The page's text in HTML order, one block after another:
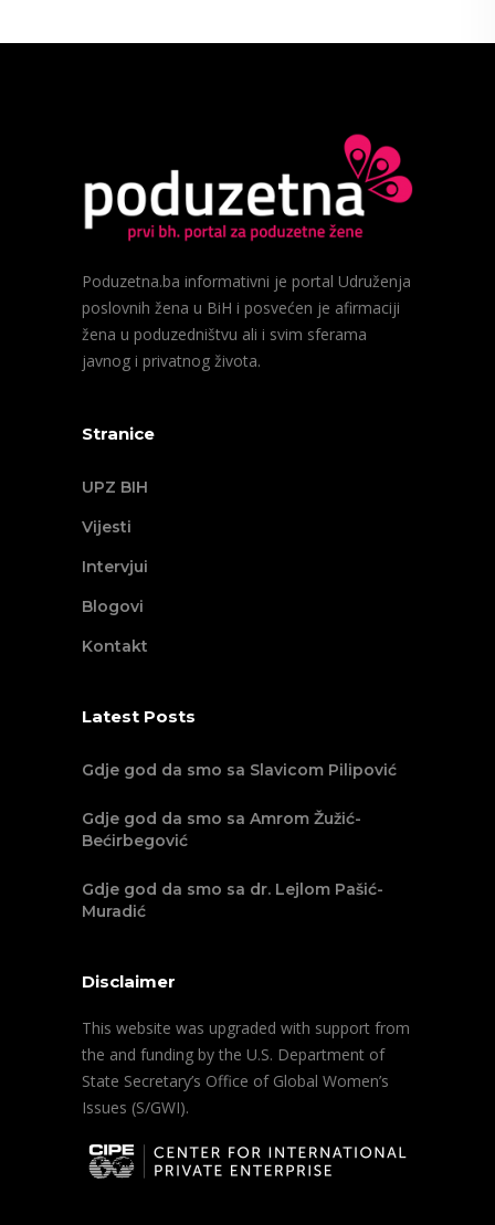
Poduzetna.ba informativni je portal Udruženja
poslovnih žena u BiH i posvećen je afirmaciji
žena u poduzedništvu ali i svim sferama
javnog i privatnog života.
Stranice
UPZ BIH
Vijesti
Intervjui
Blogovi
Kontakt
Latest Posts
Gdje god da smo sa Slavicom Pilipović
Gdje god da smo sa Amrom Žužić-
Bećirbegović
Gdje god da smo sa dr. Lejlom Pašić-
Muradić
Disclaimer
This website was upgraded with support from
the and funding by the U.S. Department of
State Secretary’s Office of Global Women’s
Issues (S/GWI).